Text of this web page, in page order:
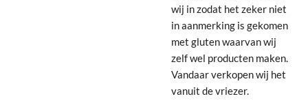
wij in zodat het zeker niet
in aanmerking is gekomen
met gluten waarvan wij
zelf wel producten maken.
Vandaar verkopen wij het
vanuit de vriezer.